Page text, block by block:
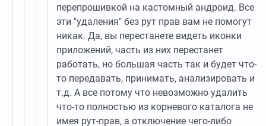
перепрошивкой на кастомный андроид. Все
эти "удаления" без рут прав вам не помогут
никак. Да, вы перестанете видеть иконки
приложений, часть из них перестанет
работать, но большая часть так и будет что-
то передавать, принимать, анализировать и
т.д. А все потому что невозможно удалить
что-то полностью из корневого каталога не
имея рут-прав, а отключение чего-либо